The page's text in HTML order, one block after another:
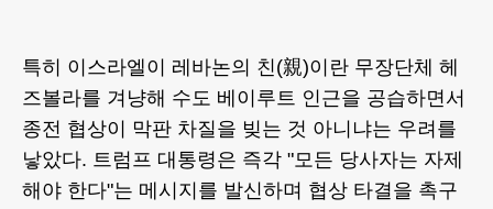
특히 이스라엘이 레바논의 친(親)이란 무장단체 헤
즈볼라를 겨냥해 수도 베이루트 인근을 공습하면서
종전 협상이 막판 차질을 빚는 것 아니냐는 우려를
낳았다. 트럼프 대통령은 즉각 "모든 당사자는 자제
해야 한다"는 메시지를 발신하며 협상 타결을 촉구